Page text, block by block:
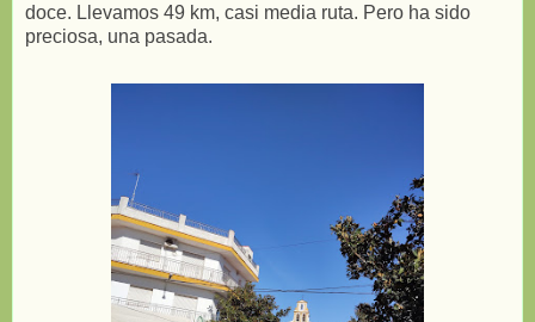
doce. Llevamos 49 km, casi media ruta. Pero ha sido
preciosa, una pasada.